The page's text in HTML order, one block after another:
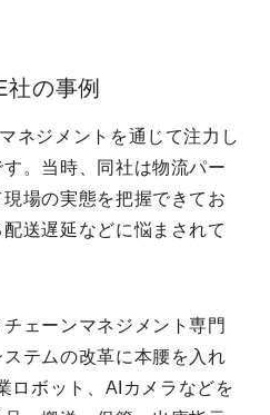
の事例
ネジメントを通じて注力し
す。当時、同社は物流パー
場の実態を把握できてお
送遅延などに悩まされて
ェーンマネジメント専門
テムの改革に本腰を入れ
ロボット、AIカメラなどを